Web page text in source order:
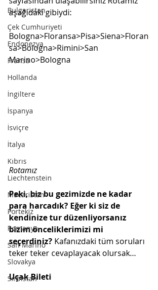
Bulgaristan
Çek Cumhuriyeti
Endonezya
Fransa
Hollanda
İngiltere
İspanya
İsviçre
İtalya
Kıbrıs
Liechtenstein
Macaristan
Portekiz
Romanya
San Marino
Slovakya
Sırbistan
aşağıdaki gibiydi:
Bologna>Floransa>Pisa>Siena>Floran
sa>Bologna>Rimini>San
Marino>Bologna
Rotamız
Peki, biz bu gezimizde ne kadar
para harcadık? Eğer ki siz de
kendinize tur düzenliyorsanız
bizim önceliklerimizi mi
seçerdiniz? Kafanızdaki tüm soruları
teker teker cevaplayacak olursak…
Uçak Bileti